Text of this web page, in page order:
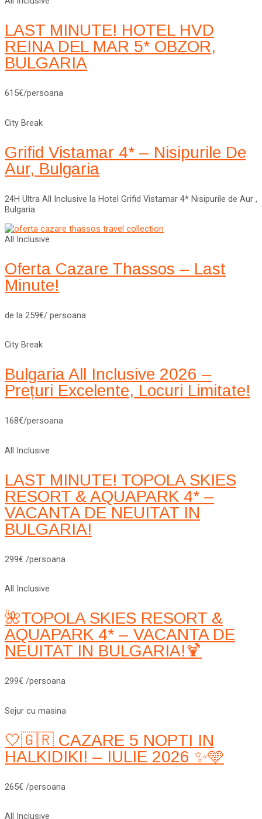
LAST MINUTE! HOTEL HVD
REINA DEL MAR 5* OBZOR,
BULGARIA
615€/persoana
City Break
Grifid Vistamar 4* – Nisipurile De
Aur, Bulgaria
24H Ultra All Inclusive la Hotel Grifid Vistamar 4* Nisipurile de Aur ,
Bulgaria
All Inclusive
Oferta Cazare Thassos – Last
Minute!
de la 259€/ persoana
City Break
Bulgaria All Inclusive 2026 –
Prețuri Excelente, Locuri Limitate!
168€/persoana
All Inclusive
LAST MINUTE! TOPOLA SKIES
RESORT & AQUAPARK 4* –
VACANTA DE NEUITAT IN
BULGARIA!
299€ /persoana
All Inclusive
🌺TOPOLA SKIES RESORT &
AQUAPARK 4* – VACANTA DE
NEUITAT IN BULGARIA!🍹
299€ /persoana
Sejur cu masina
🤍🇬🇷 CAZARE 5 NOPTI IN
HALKIDIKI! – IULIE 2026 ✨🩵
265€ /persoana
All Inclusive